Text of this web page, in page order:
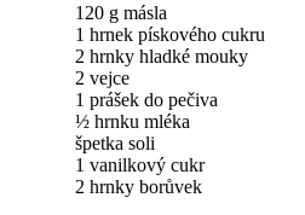
120 g másla
1 hrnek pískového cukru
2 hrnky hladké mouky
2 vejce
1 prášek do pečiva
½ hrnku mléka
špetka soli
1 vanilkový cukr
2 hrnky borůvek